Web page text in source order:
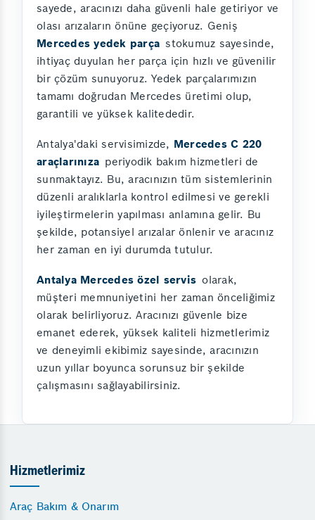
sayede, aracınızı daha güvenli hale getiriyor ve
olası arızaların önüne geçiyoruz. Geniş
Mercedes yedek parça stokumuz sayesinde,
ihtiyaç duyulan her parça için hızlı ve güvenilir
bir çözüm sunuyoruz. Yedek parçalarımızın
tamamı doğrudan Mercedes üretimi olup,
garantili ve yüksek kalitededir.
Antalya'daki servisimizde, Mercedes C 220
araçlarınıza periyodik bakım hizmetleri de
sunmaktayız. Bu, aracınızın tüm sistemlerinin
düzenli aralıklarla kontrol edilmesi ve gerekli
iyileştirmelerin yapılması anlamına gelir. Bu
şekilde, potansiyel arızalar önlenir ve aracınız
her zaman en iyi durumda tutulur.
Antalya Mercedes özel servis olarak,
müşteri memnuniyetini her zaman önceliğimiz
olarak belirliyoruz. Aracınızı güvenle bize
emanet ederek, yüksek kaliteli hizmetlerimiz
ve deneyimli ekibimiz sayesinde, aracınızın
uzun yıllar boyunca sorunsuz bir şekilde
çalışmasını sağlayabilirsiniz.
Hizmetlerimiz
Araç Bakım & Onarım